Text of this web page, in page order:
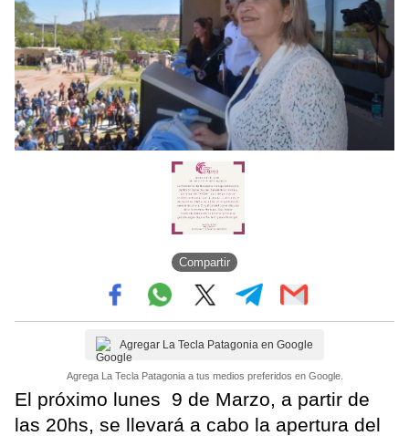
Compartir
Agregar La Tecla Patagonia en Google
Agrega La Tecla Patagonia a tus medios preferidos en Google.
El próximo lunes 9 de Marzo, a partir de
las 20hs, se llevará a cabo la apertura del